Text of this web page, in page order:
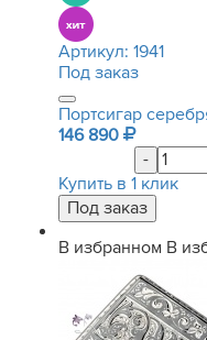
Артикул: 1941
Под заказ
Портсигар
146 890
-
Купить в 1 клик
В избранном В